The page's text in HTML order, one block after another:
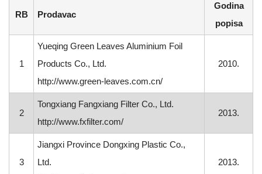
RB Prodavac
Godina
popisa
1
Yueqing Green Leaves Aluminium Foil
Products Co., Ltd.
http://www.green-leaves.com.cn/
2010.
2
Tongxiang Fangxiang Filter Co., Ltd.
http://www.fxfilter.com/
2013.
3
Jiangxi Province Dongxing Plastic Co.,
Ltd.
2013.